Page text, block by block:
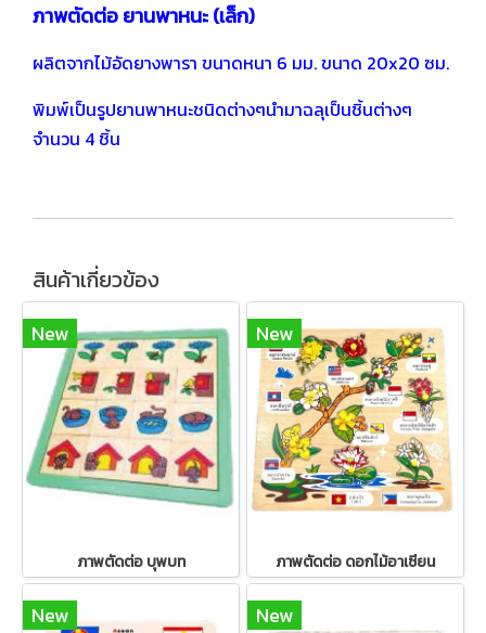
ภาพตัดต่อ ยานพาหนะ (เล็ก)
ผลิตจากไม้อัดยางพารา ขนาดหนา 6 มม. ขนาด 20x20 ซม.
พิมพ์เป็นรูปยานพาหนะชนิดต่างๆนำมาฉลุเป็นชิ้นต่างๆ
จำนวน 4 ชิ้น
สินค้าเกี่ยวข้อง
New
ภาพตัดต่อ บุพบท
New
ภาพตัดต่อ ดอกไม้อาเซียน
New New